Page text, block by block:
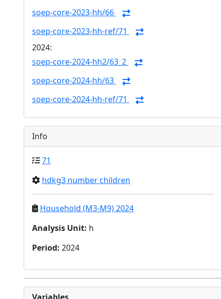
soep-core-2023-hh/66
soep-core-2023-hh-ref/71
2024:
soep-core-2024-hh2/63_2
soep-core-2024-hh/63
soep-core-2024-hh-ref/71
Info
71
hdkg3 number children
Household (M3-M9) 2024
Analysis Unit: h
Period: 2024